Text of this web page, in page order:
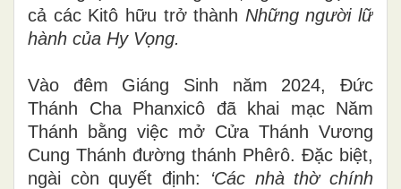
cả các Kitô hữu trở thành Những người lữ
hành của Hy Vọng.
Vào đêm Giáng Sinh năm 2024, Đức
Thánh Cha Phanxicô đã khai mạc Năm
Thánh bằng việc mở Cửa Thánh Vương
Cung Thánh đường thánh Phêrô. Đặc biệt,
ngài còn quyết định: ‘Các nhà thờ chính